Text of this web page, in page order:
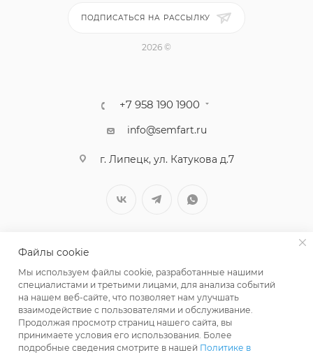
ПОДПИСАТЬСЯ НА РАССЫЛКУ
2026 ©
+7 958 190 1900
info@semfart.ru
г. Липецк, ул. Катукова д.7
ПОЛИТИКА КОНФИДЕНЦИАЛЬНОСТИ
Файлы cookie
Мы используем файлы cookie, разработанные нашими
специалистами и третьими лицами, для анализа событий
на нашем веб-сайте, что позволяет нам улучшать
взаимодействие с пользователями и обслуживание.
Продолжая просмотр страниц нашего сайта, вы
принимаете условия его использования. Более
подробные сведения смотрите в нашей Политике в